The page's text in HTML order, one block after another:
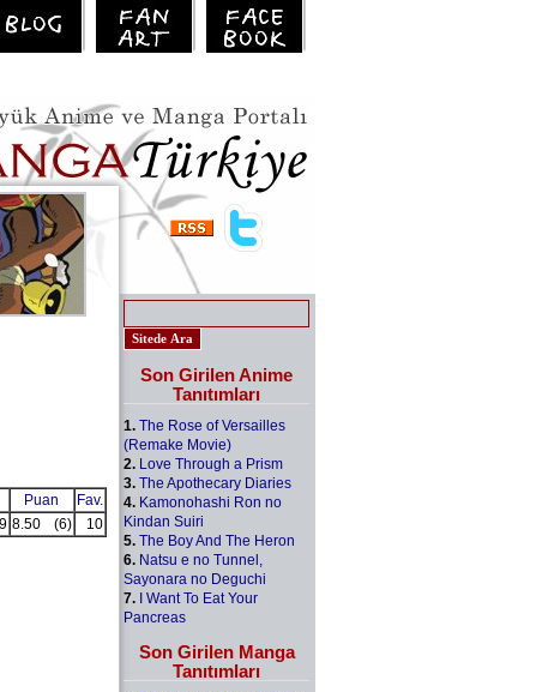
Puan
Fav.
8.50 (6) 10
Son Girilen Anime
Tanıtımları
1. The Rose of Versailles
(Remake Movie)
2. Love Through a Prism
3. The Apothecary Diaries
4. Kamonohashi Ron no
Kindan Suiri
5. The Boy And The Heron
6. Natsu e no Tunnel,
Sayonara no Deguchi
7. I Want To Eat Your
Pancreas
Son Girilen Manga
Tanıtımları